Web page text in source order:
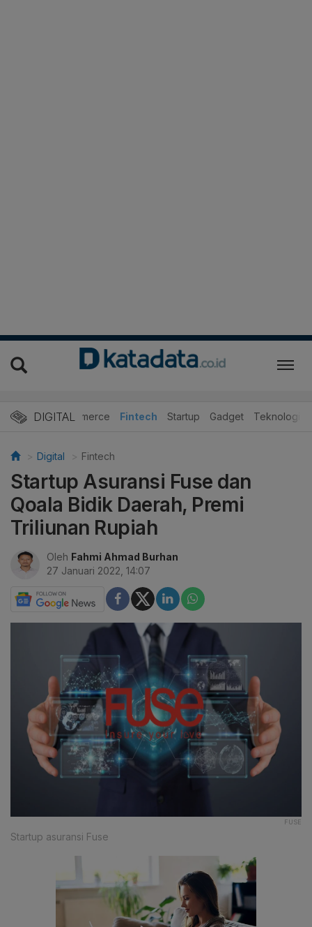
DIGITAL
E-Commerce Fintech Startup Gadget Teknologi
Digital Fintech
Startup Asuransi Fuse dan
Qoala Bidik Daerah, Premi
Triliunan Rupiah
Oleh Fahmi Ahmad Burhan
27 Januari 2022, 14:07
FUSE
Startup asuransi Fuse